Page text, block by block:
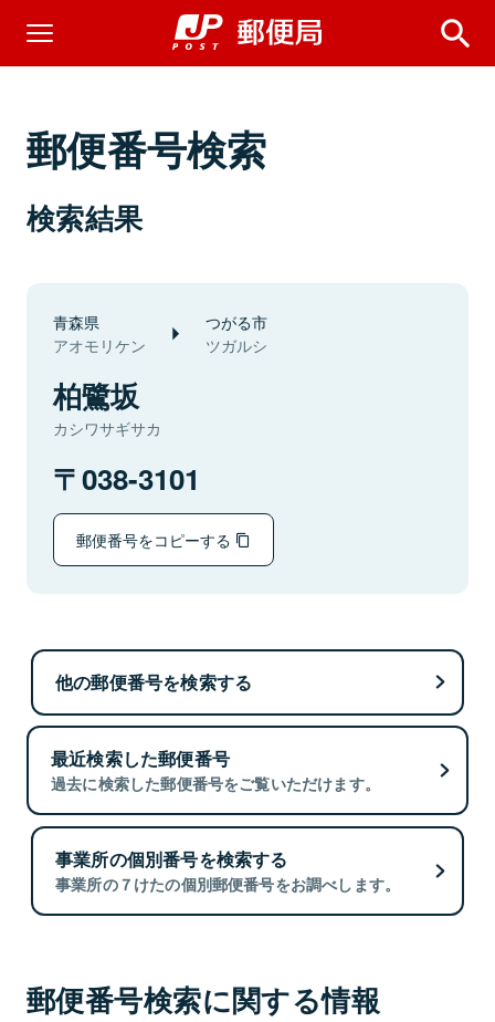
郵便番号検索
検索結果
青森県
アオモリケン
つがる市
ツガルシ
柏鷺坂
カシワサギサカ
038-3101
郵便番号をコピーする
他の郵便番号を検索する
最近検索した郵便番号
過去に検索した郵便番号をご覧いただけます。
事業所の個別番号を検索する
事業所の７けたの個別郵便番号をお調べします。
郵便番号検索に関する情報